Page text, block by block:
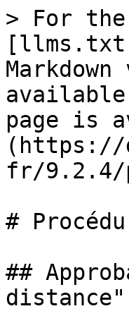
> For the
page is
(https://
fr/9.2.4/
#
##